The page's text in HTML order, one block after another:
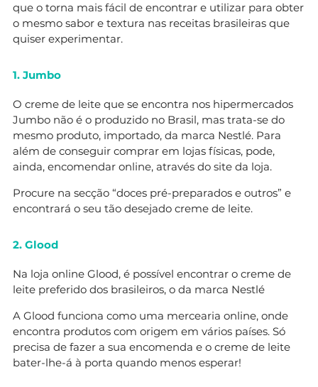
que o torna mais fácil de encontrar e utilizar para obter
o mesmo sabor e textura nas receitas brasileiras que
quiser experimentar.
1. Jumbo
O creme de leite que se encontra nos hipermercados
Jumbo não é o produzido no Brasil, mas trata-se do
mesmo produto, importado, da marca Nestlé. Para
além de conseguir comprar em lojas físicas, pode,
ainda, encomendar online, através do site da loja.
Procure na secção “doces pré-preparados e outros” e
encontrará o seu tão desejado creme de leite.
2. Glood
Na loja online Glood, é possível encontrar o creme de
leite preferido dos brasileiros, o da marca Nestlé
A Glood funciona como uma mercearia online, onde
encontra produtos com origem em vários países. Só
precisa de fazer a sua encomenda e o creme de leite
bater-lhe-á à porta quando menos esperar!